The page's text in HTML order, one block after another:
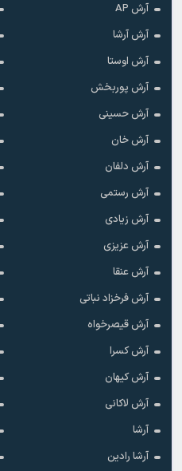
آرش AP
آرش آرشا
آرش اوستا
آرش پوربخش
آرش حسینی
آرش خان
آرش دلفان
آرش رستمی
آرش زیادی
آرش عزیزی
آرش عنقا
آرش فرخزاد نباتی
آرش قیصرخواه
آرش کسرا
آرش کیهان
آرش لاکانی
آرشا
آرشا رادین